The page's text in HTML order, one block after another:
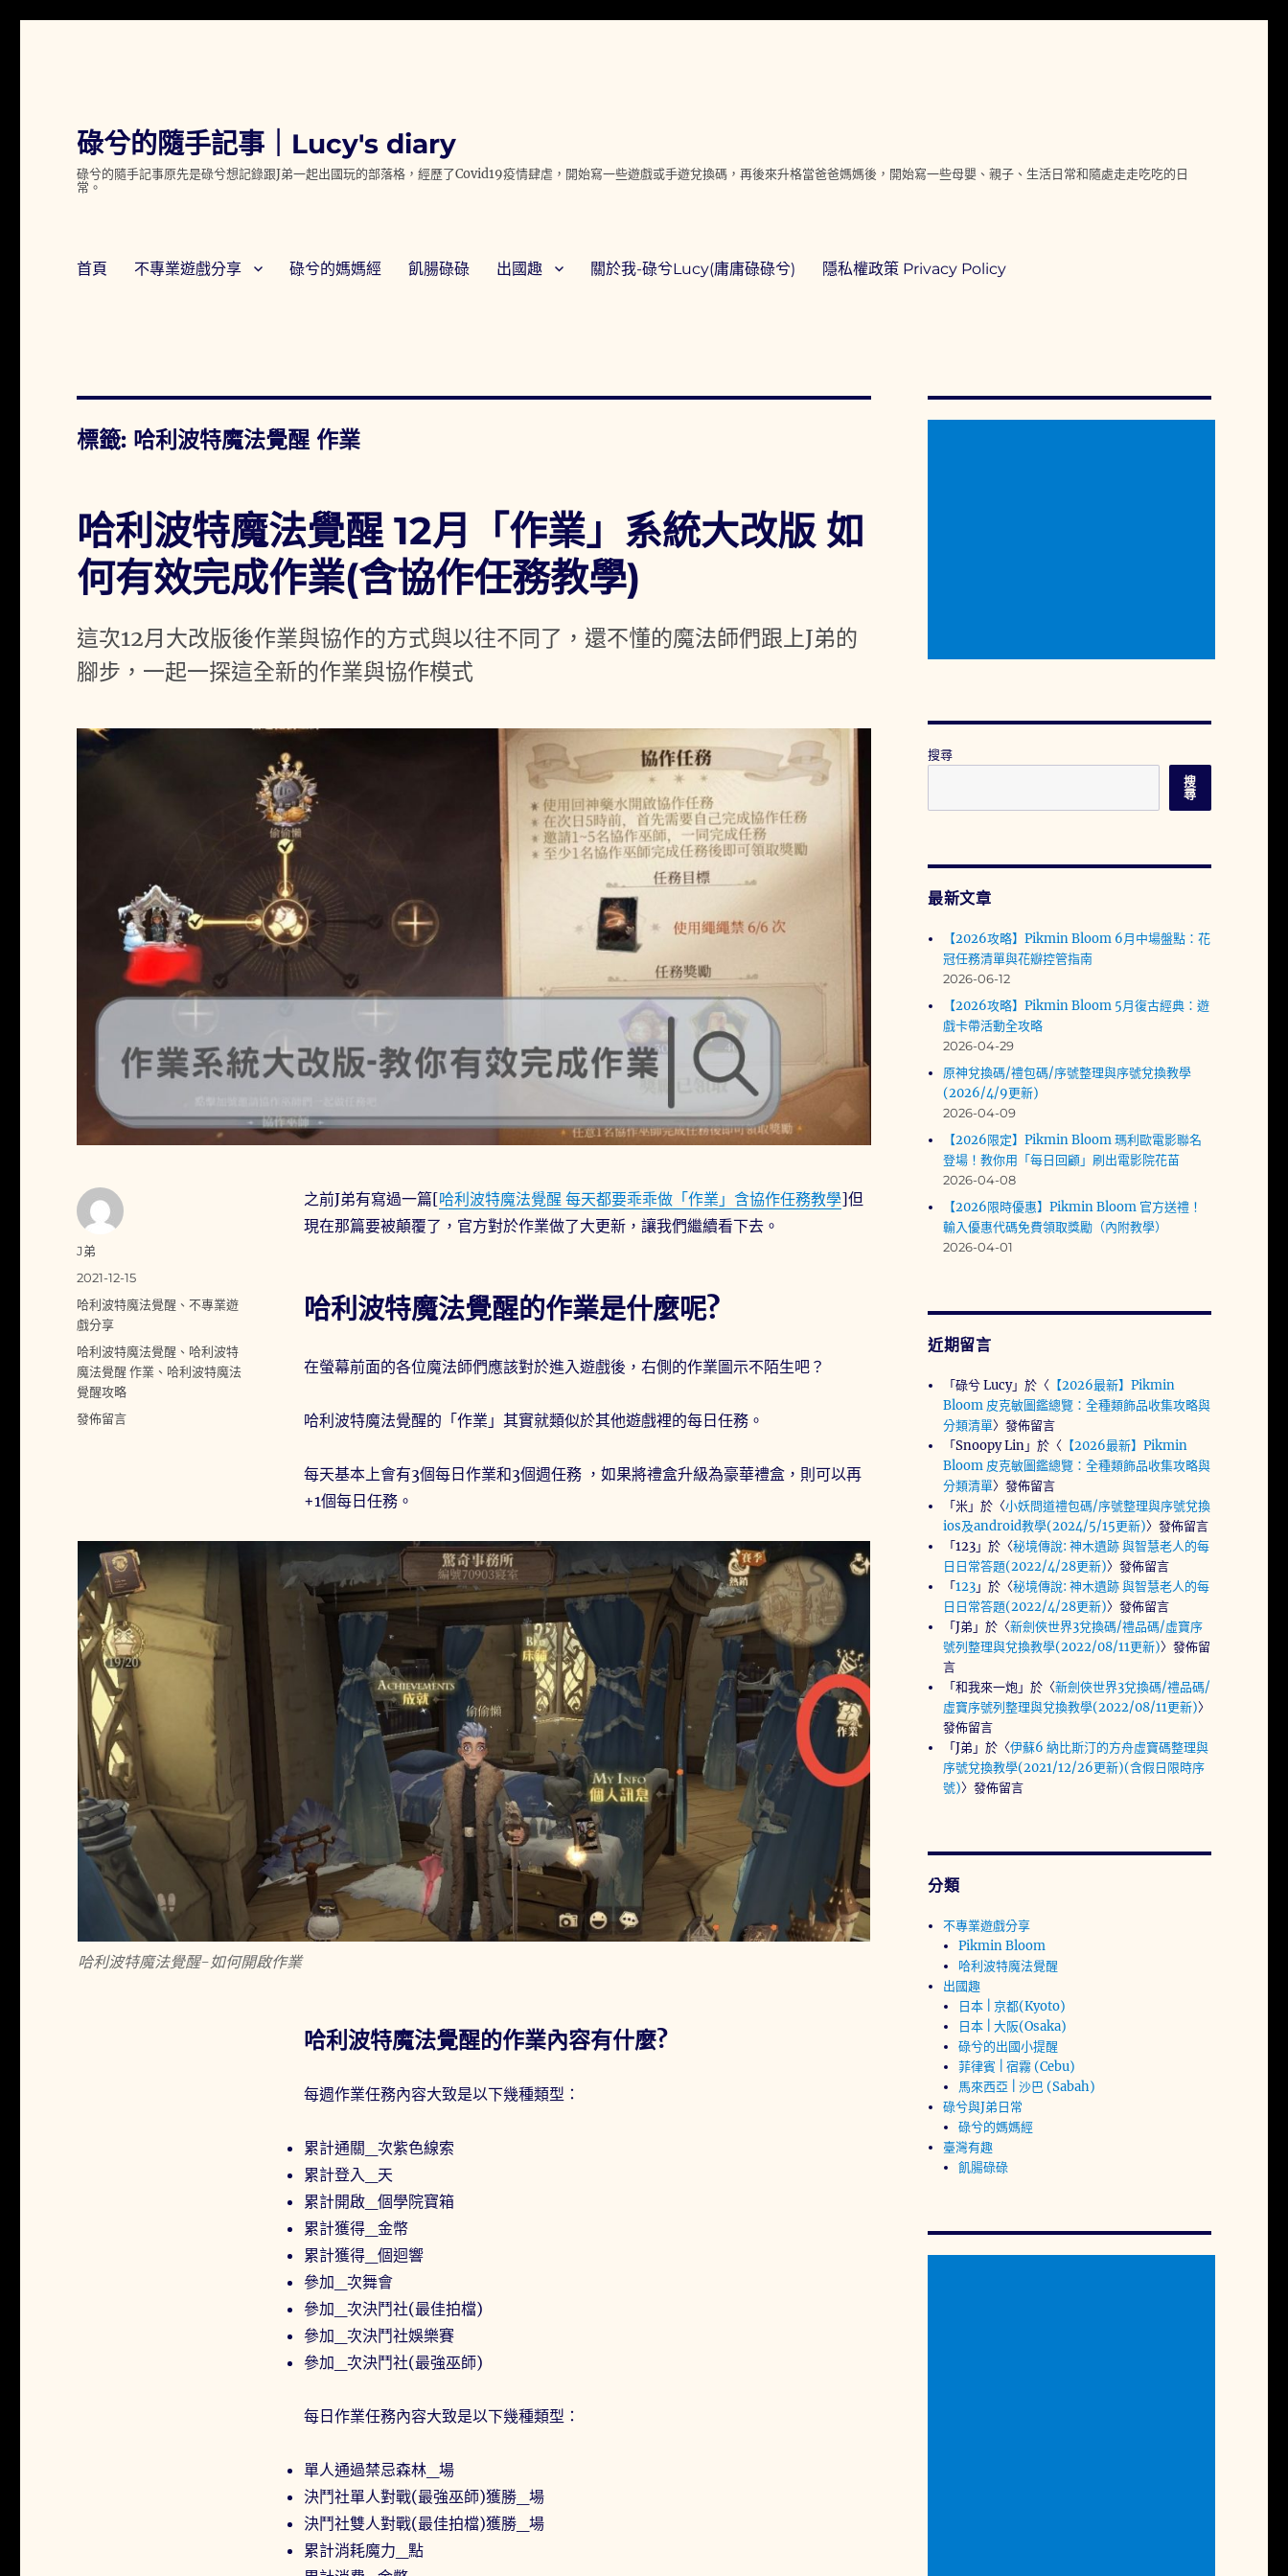
碌兮的隨手記事｜Lucy's diary
碌兮的隨手記事原先是碌兮想記錄跟J弟一起出國玩的部落格，經歷了Covid19疫情肆虐，開始寫一些遊戲或手遊兌換碼，再後來升格當爸爸媽媽後，開始寫一些母嬰、親子、生活日常和隨處走走吃吃的日
常。
首頁 不專業遊戲分享 碌兮的媽媽經 飢腸碌碌 出國趣 關於我-碌兮Lucy(庸庸碌碌兮) 隱私權政策 Privacy Policy
標籤: 哈利波特魔法覺醒 作業
哈利波特魔法覺醒 12月「作業」系統大改版 如
何有效完成作業(含協作任務教學)
這次12月大改版後作業與協作的方式與以往不同了，還不懂的魔法師們跟上J弟的
腳步，一起一探這全新的作業與協作模式
之前J弟有寫過一篇[哈利波特魔法覺醒 每天都要乖乖做「作業」含協作任務教學]但
現在那篇要被顛覆了，官方對於作業做了大更新，讓我們繼續看下去。
哈利波特魔法覺醒的作業是什麼呢?
在螢幕前面的各位魔法師們應該對於進入遊戲後，右側的作業圖示不陌生吧？
哈利波特魔法覺醒的「作業」其實就類似於其他遊戲裡的每日任務。
每天基本上會有3個每日作業和3個週任務 ，如果將禮盒升級為豪華禮盒，則可以再
+1個每日任務。
哈利波特魔法覺醒-如何開啟作業
哈利波特魔法覺醒的作業內容有什麼?
每週作業任務內容大致是以下幾種類型：
累計通關_次紫色線索
累計登入_天
累計開啟_個學院寶箱
累計獲得_金幣
累計獲得_個迴響
參加_次舞會
參加_次決鬥社(最佳拍檔)
參加_次決鬥社娛樂賽
參加_次決鬥社(最強巫師)
每日作業任務內容大致是以下幾種類型：
單人通過禁忌森林_場
決鬥社單人對戰(最強巫師)獲勝_場
決鬥社雙人對戰(最佳拍檔)獲勝_場
累計消耗魔力_點
作
者
J弟
發
佈
日
2021-12-15
分
類
哈利波特魔法覺醒 、不專業遊
戲分享
標
籤
哈利波特魔法覺醒 、 哈利波特
魔法覺醒 作業 、 哈利波特魔法
覺醒攻略
在
法
12
月
「作
業」
系
統
大
改
版
如
何
有
效
完
(含
協
發佈留言
搜尋
搜
尋
最新文章
【2026攻略】Pikmin Bloom 6月中場盤點：花
冠任務清單與花瓣控管指南
2026-06-12
【2026攻略】Pikmin Bloom 5月復古經典：遊
戲卡帶活動全攻略
2026-04-29
原神兌換碼/禮包碼/序號整理與序號兌換教學
(2026/4/9更新)
2026-04-09
【2026限定】Pikmin Bloom 瑪利歐電影聯名
登場！教你用「每日回顧」刷出電影院花苗
2026-04-08
【2026限時優惠】Pikmin Bloom 官方送禮！
輸入優惠代碼免費領取獎勵（內附教學）
2026-04-01
近期留言
「碌兮 Lucy」於〈 【2026最新】Pikmin
Bloom 皮克敏圖鑑總覽：全種類飾品收集攻略與
分類清單〉發佈留言
「Snoopy Lin」於〈 【2026最新】Pikmin
Bloom 皮克敏圖鑑總覽：全種類飾品收集攻略與
分類清單〉發佈留言
「米」於〈小妖問道禮包碼/序號整理與序號兌換
ios及android教學(2024/5/15更新)〉發佈留言
「123」於〈秘境傳說: 神木遺跡 與智慧老人的每
日日常答題(2022/4/28更新)〉發佈留言
「123」於〈秘境傳說: 神木遺跡 與智慧老人的每
日日常答題(2022/4/28更新)〉發佈留言
「J弟 」於〈新劍俠世界3兌換碼/禮品碼/虛寶序
號列整理與兌換教學(2022/08/11更新)〉發佈留
言
「和我來一炮」於〈新劍俠世界3兌換碼/禮品碼/
虛寶序號列整理與兌換教學(2022/08/11更新)〉
發佈留言
「J弟 」於〈伊蘇6 納比斯汀的方舟虛寶碼整理與
序號兌換教學(2021/12/26更新)(含假日限時序
號)〉發佈留言
分類
不專業遊戲分享
Pikmin Bloom
哈利波特魔法覺醒
出國趣
日本 | 京都(Kyoto)
日本 | 大阪(Osaka)
碌兮的出國小提醒
菲律賓 | 宿霧 (Cebu)
馬來西亞 | 沙巴 (Sabah)
碌兮與J弟日常
碌兮的媽媽經
臺灣有趣
飢腸碌碌